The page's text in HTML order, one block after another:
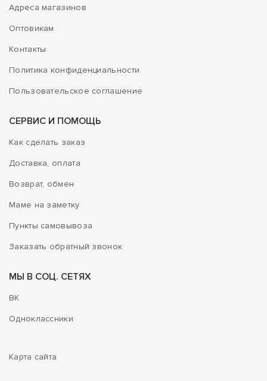
Адреса магазинов
Оптовикам
Контакты
Политика конфиденциальности
Пользовательское соглашение
СЕРВИС И ПОМОЩЬ
Как сделать заказ
Доставка, оплата
Возврат, обмен
Маме на заметку
Пункты самовывоза
Заказать обратный звонок
МЫ В СОЦ. СЕТЯХ
ВК
Одноклассники
Карта сайта